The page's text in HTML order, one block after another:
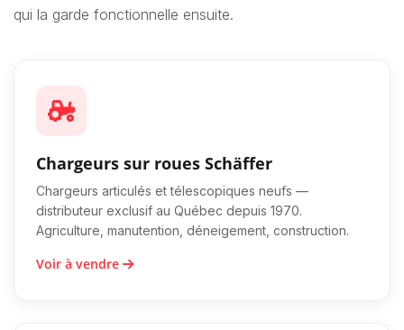
qui la garde fonctionnelle ensuite.
Chargeurs sur roues Schäffer
Chargeurs articulés et télescopiques neufs —
distributeur exclusif au Québec depuis 1970.
Agriculture, manutention, déneigement, construction.
Voir à vendre